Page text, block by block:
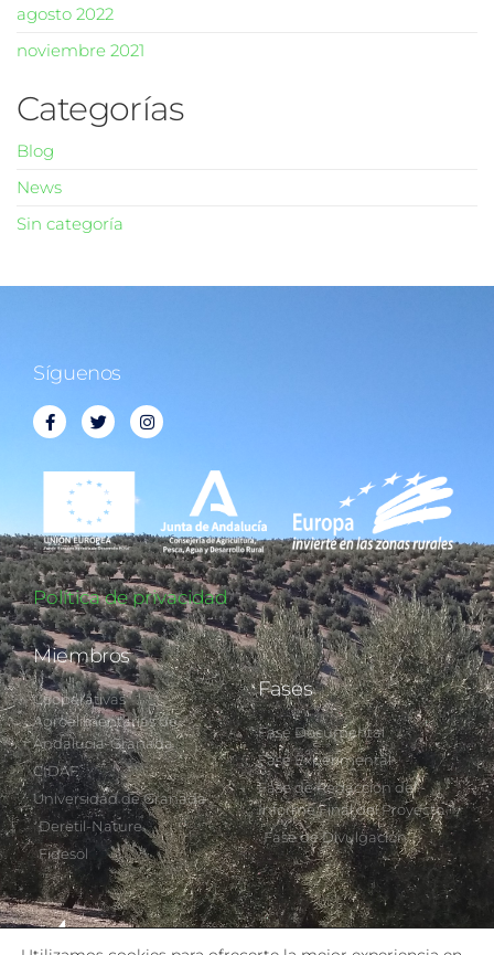
agosto 2022
noviembre 2021
Categorías
Blog
News
Sin categoría
Síguenos
Política de privacidad
Miembros
Cooperativas
Agroalimentarias de
Andalucía-Granada
CIDAF
Universidad de Granada
Deretil-Nature
Fidesol
Fases
Fase Documental
Fase Experimental
Fase de Redacción del
Informe Final del Proyecto
Fase de Divulgación